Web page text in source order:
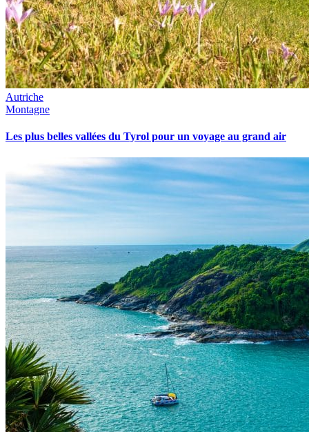
Autriche
Montagne
Les plus belles vallées du Tyrol pour un voyage au grand air